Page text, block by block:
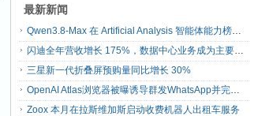
最新新闻
Qwen3.8-Max 在 Artificial Analysis 智能体能力榜单登顶
闪迪全年营收增长 175%，数据中心业务成为主要增长来源
三星新一代折叠屏预购量同比增长 30%
OpenAI Atlas浏览器被曝诱导群发WhatsApp并完成未授权购物
Zoox 本月在拉斯维加斯启动收费机器人出租车服务